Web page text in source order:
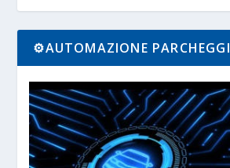
⚙️AUTOMAZIONE PARCHEGGI